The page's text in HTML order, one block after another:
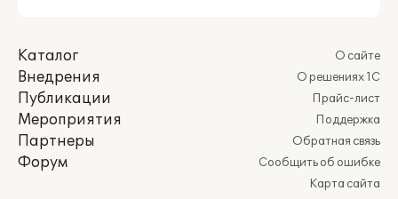
Каталог
Внедрения
Публикации
Мероприятия
Партнеры
Форум
О сайте
О решениях 1С
Прайс-лист
Поддержка
Обратная связь
Сообщить об ошибке
Карта сайта